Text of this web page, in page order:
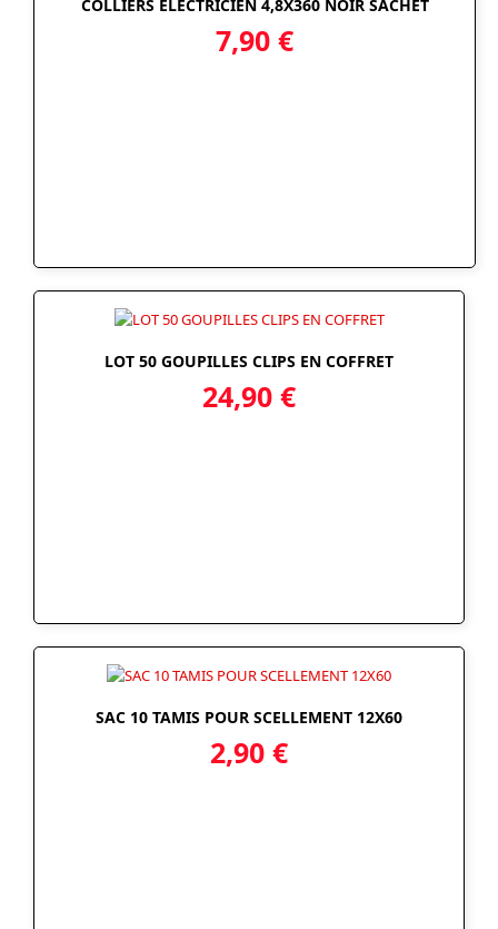
COLLIERS ELECTRICIEN 4,8X360 NOIR SACHET
7,90 €
LOT 50 GOUPILLES CLIPS EN COFFRET
24,90 €
SAC 10 TAMIS POUR SCELLEMENT 12X60
2,90 €